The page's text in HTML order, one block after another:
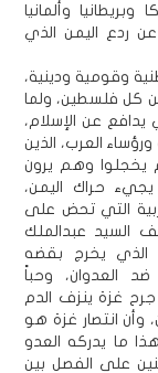
وألمانيا
ردع اليمن الذي
وقومية ودينية،
كل فلسطين، ولما
يدافع عن الإسلام،
العرب، الذين
يخجلوا وهم يرون
حراك اليمن،
التي تحض على
السيد عبدالملك
يخرج بقضه
العدوان، وحباً
جرح غزة ينزف الدم
انتصار غزة هو
ما يدركه العدو
على الفصل بين